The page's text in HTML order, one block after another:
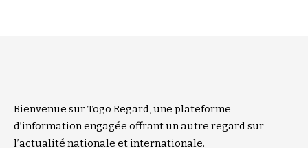
Bienvenue sur Togo Regard, une plateforme
d’information engagée offrant un autre regard sur
l’actualité nationale et internationale.